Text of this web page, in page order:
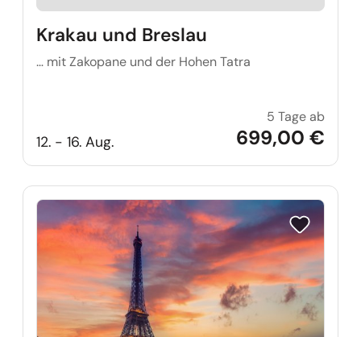
Krakau und Breslau
… mit Zakopane und der Hohen Tatra
12. - 16. Aug.
5 Tage ab
699,00 €
Reise auf